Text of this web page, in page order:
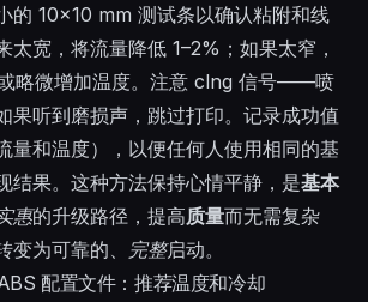
的 10×10 mm 测试条以确认粘附和线
太宽，将流量降低 1–2%；如果太窄，
略微增加温度。注意 clng 信号——喷
果听到磨损声，跳过打印。记录成功值
量和温度），以便任何人使用相同的基
结果。这种方法保持心情平静，是基本
惠的升级路径，提高质量而无需复杂
为可靠的、 完整启动。
配置文件：推荐温度和冷却